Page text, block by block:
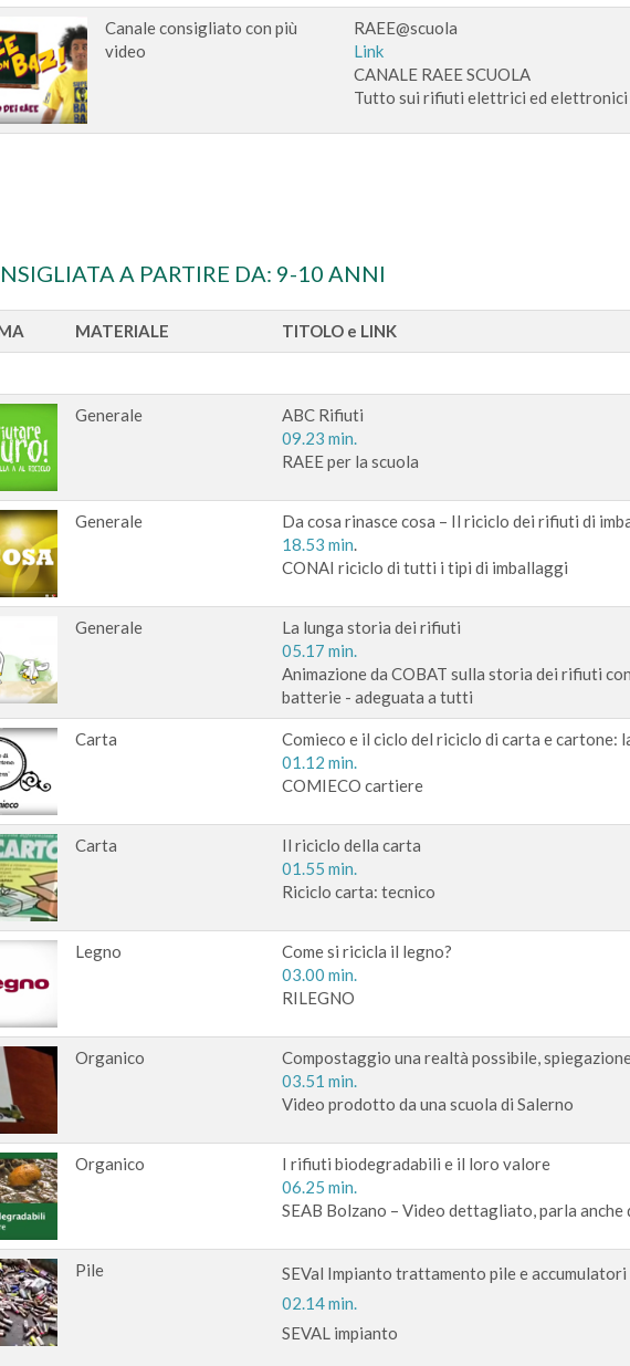
Canale consigliato con più
video
RAEE@scuola
Link
CANALE RAEE SCUOLA
Tutto sui rifiuti elettrici ed elettronici
A PARTIRE DA: 9-10 ANNI
MATERIALE TITOLO e LINK
Generale
ABC Rifiuti
09.23 min.
RAEE per la scuola
Generale
Da cosa rinasce cosa – Il riciclo dei rifiuti di
18.53 min.
CONAI riciclo di tutti i tipi di imballaggi
Generale
La lunga storia dei rifiuti
05.17 min.
Animazione da COBAT sulla storia dei rifiuti
batterie - adeguata a tutti
Carta
Comieco e il ciclo del riciclo di carta e cartone:
01.12 min.
COMIECO cartiere
Carta
Il riciclo della carta
01.55 min.
Riciclo carta: tecnico
Legno
Come si ricicla il legno?
03.00 min.
RILEGNO
Organico
Compostaggio una realtà possibile,
03.51 min.
Video prodotto da una scuola di Salerno
Organico
I rifiuti biodegradabili e il loro valore
06.25 min.
SEAB Bolzano – Video dettagliato, parla anche
Pile
SEVal Impianto trattamento pile e accumulatori
02.14 min.
SEVAL impianto